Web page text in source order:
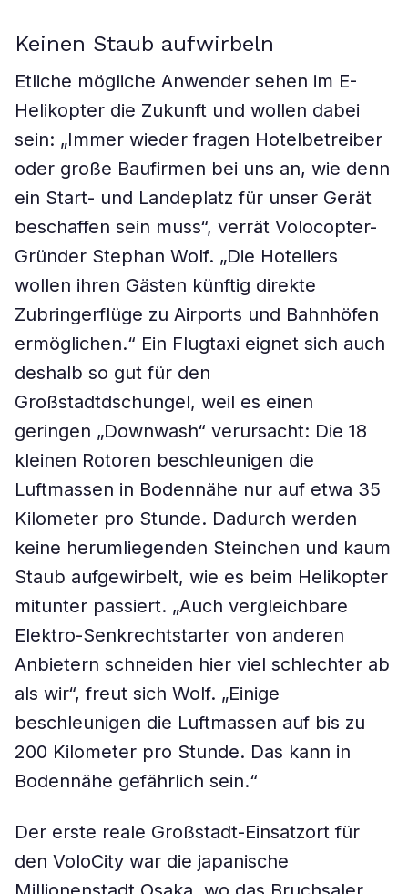
Keinen Staub aufwirbeln
Etliche mögliche Anwender sehen im E-
Helikopter die Zukunft und wollen dabei
sein: „Immer wieder fragen Hotelbetreiber
oder große Baufirmen bei uns an, wie denn
ein Start- und Landeplatz für unser Gerät
beschaffen sein muss“, verrät Volocopter-
Gründer Stephan Wolf. „Die Hoteliers
wollen ihren Gästen künftig direkte
Zubringerflüge zu Airports und Bahnhöfen
ermöglichen.“ Ein Flugtaxi eignet sich auch
deshalb so gut für den
Großstadtdschungel, weil es einen
geringen „Downwash“ verursacht: Die 18
kleinen Rotoren beschleunigen die
Luftmassen in Bodennähe nur auf etwa 35
Kilometer pro Stunde. Dadurch werden
keine herumliegenden Steinchen und kaum
Staub aufgewirbelt, wie es beim Helikopter
mitunter passiert. „Auch vergleichbare
Elektro-Senkrechtstarter von anderen
Anbietern schneiden hier viel schlechter ab
als wir“, freut sich Wolf. „Einige
beschleunigen die Luftmassen auf bis zu
200 Kilometer pro Stunde. Das kann in
Bodennähe gefährlich sein.“
Der erste reale Großstadt-Einsatzort für
den VoloCity war die japanische